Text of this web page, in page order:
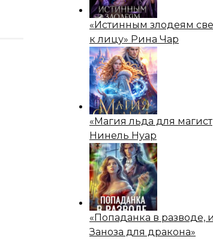
«Истинным злодеям
к лицу» Рина Чар
«Магия льда для
Нинель Нуар
«Попаданка в разводе,
Заноза для дракона»